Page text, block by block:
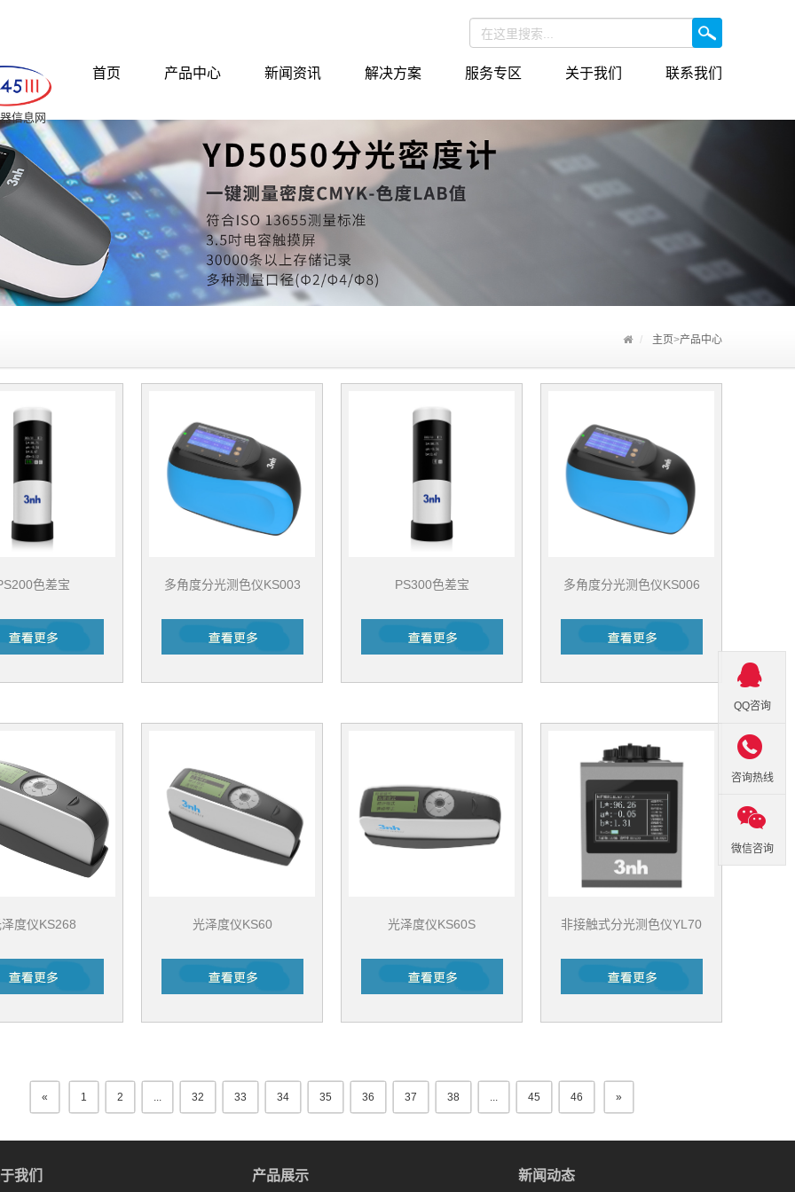
信息网
首页 产品中心 新闻资讯 解决方案 服务专区 关于我们 联系我们
主页>产品中心
色差宝 多角度分光测色仪KS003 PS300色差宝 多角度分光测色仪KS006
度仪KS268 光泽度仪KS60 光泽度仪KS60S 非接触式分光测色仪YL70
« 1 2 ... 32 33 34 35 36 37 38 ... 45 46 »
我们 产品展示 新闻动态
QQ咨询

咨询热线
微信咨询